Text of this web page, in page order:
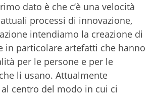
dato è che c’è una velocità
processi di innovazione,
intendiamo la creazione di
in particolare artefatti che hanno
per le persone e per le
li usano. Attualmente
al centro del modo in cui ci